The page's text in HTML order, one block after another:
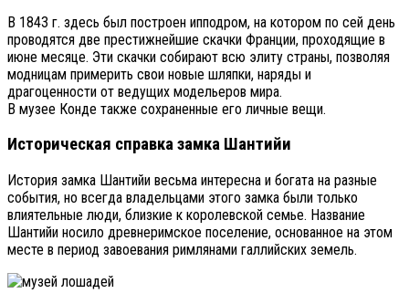
В 1843 г. здесь был построен ипподром, на котором по сей день
проводятся две престижнейшие скачки Франции, проходящие в
июне месяце. Эти скачки собирают всю элиту страны, позволяя
модницам примерить свои новые шляпки, наряды и
драгоценности от ведущих модельеров мира.
В музее Конде также сохраненные его личные вещи.
Историческая справка замка Шантийи
История замка Шантийи весьма интересна и богата на разные
события, но всегда владельцами этого замка были только
влиятельные люди, близкие к королевской семье. Название
Шантийи носило древнеримское поселение, основанное на этом
месте в период завоевания римлянами галлийских земель.